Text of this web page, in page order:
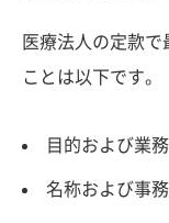
医療法人の定款
ことは以下です。
目的および業務
名称および事